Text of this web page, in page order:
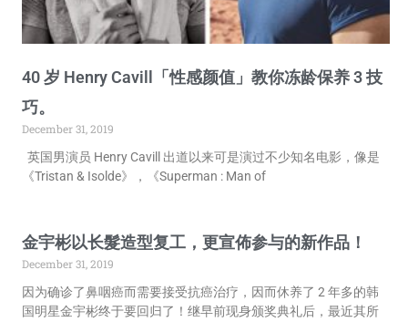
40 岁 Henry Cavill「性感颜值」教你冻龄保养 3 技
巧。
December 31, 2019
英国男演员 Henry Cavill 出道以来可是演过不少知名电影，像是
《Tristan & Isolde》，《Superman : Man of
金宇彬以长髮造型复工，更宣佈参与的新作品！
December 31, 2019
因为确诊了鼻咽癌而需要接受抗癌治疗，因而休养了 2 年多的韩
国明星金宇彬终于要回归了！继早前现身颁奖典礼后，最近其所